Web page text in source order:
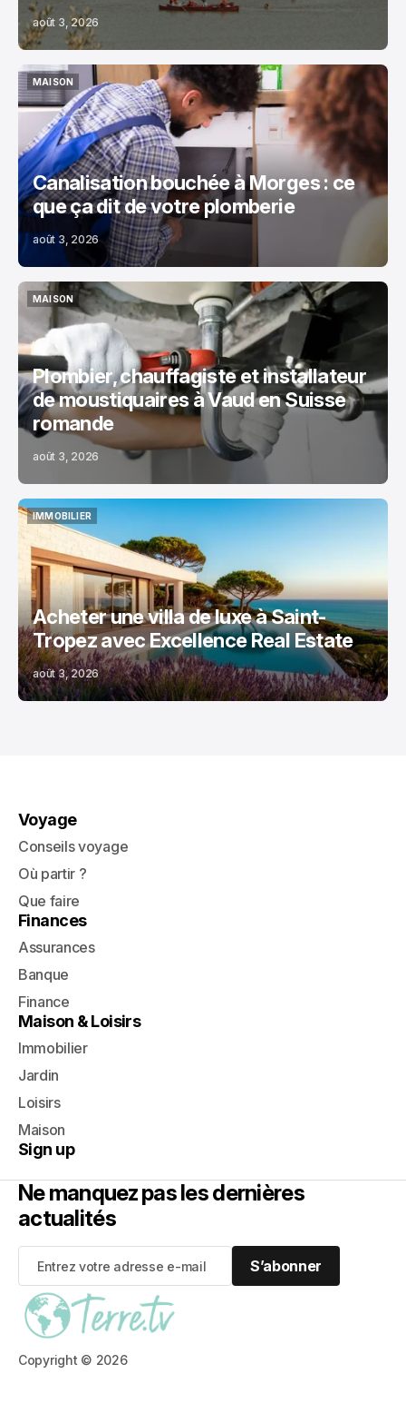
août 3, 2026
MAISON
MAISON
Canalisation bouchée à Morges : ce
que ça dit de votre plomberie
août 3, 2026
MAISON
MAISON
Plombier, chauffagiste et installateur
de moustiquaires à Vaud en Suisse
romande
août 3, 2026
IMMOBILIER
IMMOBILIER
Acheter une villa de luxe à Saint-
Tropez avec Excellence Real Estate
août 3, 2026
Copyright © 2026
Voyage
Conseils voyage
Où partir ?
Que faire
Finances
Assurances
Banque
Finance
Maison & Loisirs
Immobilier
Jardin
Loisirs
Maison
Sign up
Ne manquez pas les dernières
actualités
S’abonner
S’abonner